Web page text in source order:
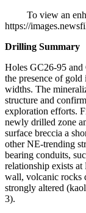
To view an
https://
Drilling Summary
Holes GC26-95
the presence of gold
widths. The
structure and
exploration efforts.
newly drilled zone
surface breccia a
other NE-trending
bearing conduits,
relationship exists
wall, volcanic rocks
strongly altered
3).